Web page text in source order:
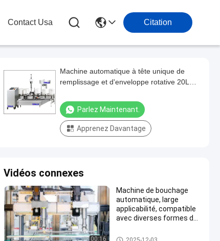
Contact Usa Citation
Machine automatique à tête unique de
remplissage et d'enveloppe rotative 20L
Parlez Maintenant.
Apprenez Davantage
Vidéos connexes
00:16
Machine de bouchage
automatique, large
applicabilité, compatible
avec diverses formes de
de bouchons pour une
Machine de capsulage autom